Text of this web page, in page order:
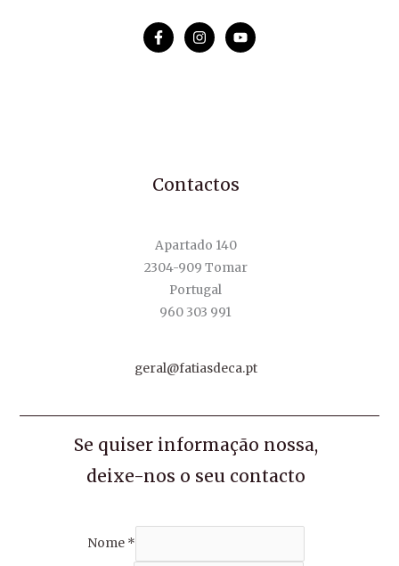
Contactos
Apartado 140
2304-909 Tomar
Portugal
960 303 991
geral@fatiasdeca.pt
Se quiser informação nossa,
deixe-nos o seu contacto
Nome *